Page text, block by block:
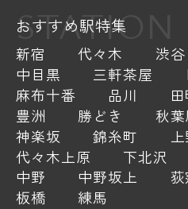
STATION
おすすめ駅特集
新宿 代々木 渋谷
中目黒
三軒茶屋
麻布十番
品川
豊洲
勝どき 秋葉
神楽坂
錦糸町
代々木上原
下北沢
中野
中野坂上 荻
板橋
練馬